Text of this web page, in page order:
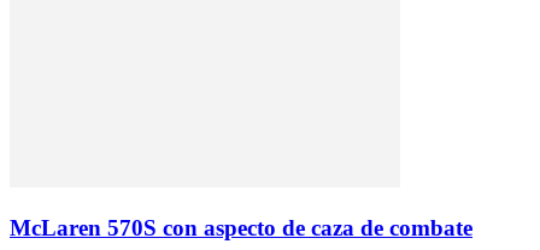
McLaren 570S con aspecto de caza de combate